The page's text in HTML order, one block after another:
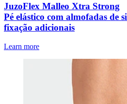
JuzoFlex Malleo Xtra Strong
Pé elástico com almofadas de
fixação adicionais
Learn more